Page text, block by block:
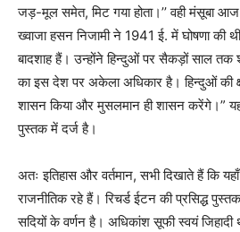
जड़-मूल समेत, मिट गया होता।’’ वही मंसूबा आज
ख्वाजा हसन निजामी ने 1941 ई. में घोषणा की
बादशाह हैं। उन्होंने हिन्दुओं पर सैकड़ों साल
का इस देश पर अकेला अधिकार है। हिन्दुओं की
शासन किया और मुसलमान ही शासन करेंगे।”
पुस्तक में दर्ज है।
अतः इतिहास और वर्तमान, सभी दिखाते हैं कि
राजनीतिक रहे हैं। रिचर्ड ईटन की प्रसिद्ध
सदियों के वर्णन है। अधिकांश सूफी स्वयं